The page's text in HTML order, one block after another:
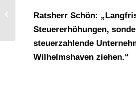
Ratsherr Schön:
Steuererhöhungen,
steuerzahlende
Wilhelmshaven ziehen.“
der Stadtplanung und